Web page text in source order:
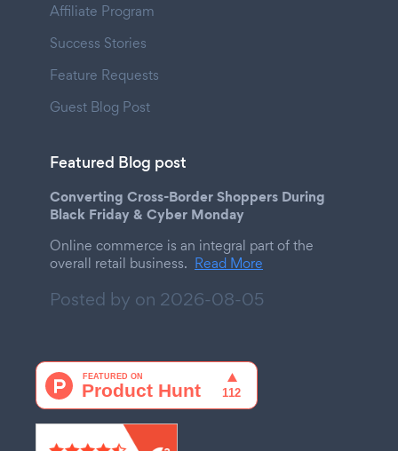
Affiliate Program
Success Stories
Feature Requests
Guest Blog Post
Featured Blog post
Converting Cross-Border Shoppers During
Black Friday & Cyber Monday
Online commerce is an integral part of the
overall retail business. Read More
Posted by on 2026-08-05